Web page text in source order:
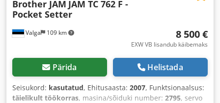
Valga 109 km
Brother JAM JAM TC 762 F -
Pocket Setter
8 500 €
EXW VB lisandub käibemaks
Pärida Helistada
Seisukord: kasutatud, Ehitusaasta: 2007, Funktsionaalsus:
täielikult töökorras, masina/sõiduki number: 2795, servo